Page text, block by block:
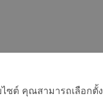
ซต์ คุณสามารถเลือกตั้ง